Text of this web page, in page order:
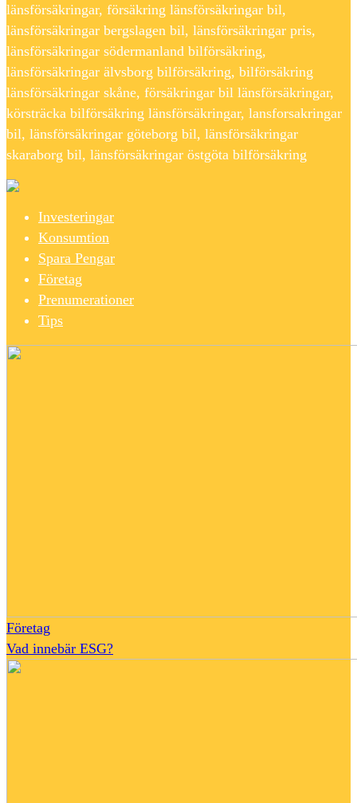
länsförsäkringar, försäkring länsförsäkringar bil,
länsförsäkringar bergslagen bil, länsförsäkringar pris,
länsförsäkringar södermanland bilförsäkring,
länsförsäkringar älvsborg bilförsäkring, bilförsäkring
länsförsäkringar skåne, försäkringar bil länsförsäkringar,
körsträcka bilförsäkring länsförsäkringar, lansforsakringar
bil, länsförsäkringar göteborg bil, länsförsäkringar
skaraborg bil, länsförsäkringar östgöta bilförsäkring
Investeringar
Konsumtion
Spara Pengar
Företag
Prenumerationer
Tips
Företag
Vad innebär ESG?